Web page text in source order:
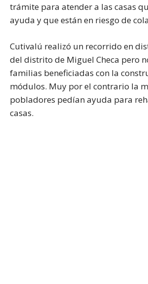
trámite para atender a las casas
ayuda y que están en riesgo de
Cutivalú realizó un recorrido en
del distrito de Miguel Checa pero
familias beneficiadas con la
módulos. Muy por el contrario la
pobladores pedían ayuda para
casas.